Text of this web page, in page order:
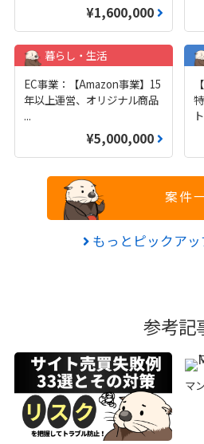
¥1,600,000
暮らし・生活
EC事業：【Amazon事業】15
年以上運営、オリジナル商品
...
¥5,000,000
案件
もっとピックア
参考記
マ